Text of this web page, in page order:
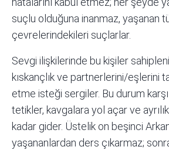
suçlu olduğuna inanmaz, yaşanan
çevrelerindekileri suçlarlar.
Sevgi ilişkilerinde bu kişiler
kıskançlık ve partnerlerini/eşlerini
etme isteği sergiler. Bu durum
tetikler, kavgalara yol açar ve
kadar gider. Üstelik on beşinci
yaşananlardan ders çıkarmaz;